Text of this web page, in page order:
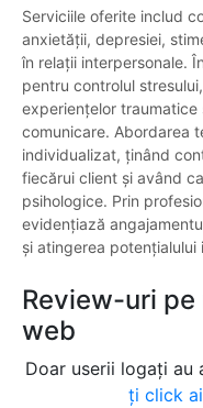
Serviciile oferite includ
anxietății, depresiei,
în relații interpersonale.
pentru controlul
experiențelor
comunicare. Abordarea
individualizat, ținând
fiecărui client și având
psihologice. Prin
evidențiază
și atingerea potențialului
Review-uri
web
Doar userii logați au
ți click